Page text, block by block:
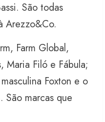
São todas
Arezzo&Co.
Farm Global,
Maria Filó e Fábula;
Foxton e o
São marcas que